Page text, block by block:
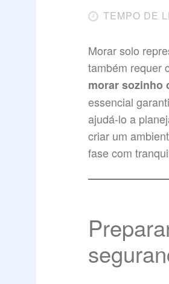
TEMPO DE
Morar solo
também requer
morar sozinho
essencial
ajudá-lo a
criar um
fase com